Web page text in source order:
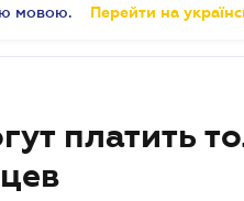
мовою. Перейти на
платить